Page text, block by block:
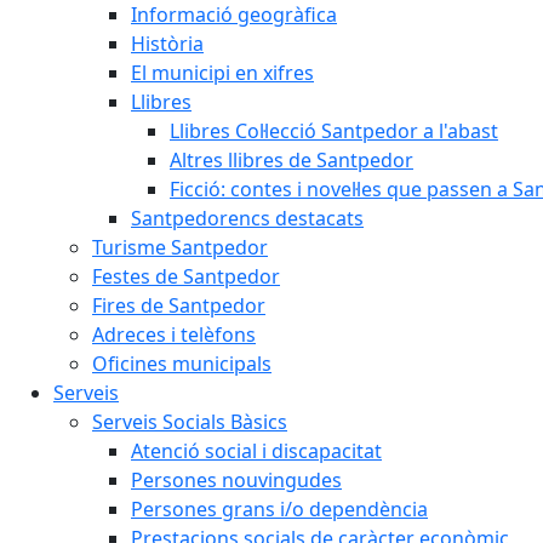
Informació geogràfica
Història
El municipi en xifres
Llibres
Llibres Col·lecció Santpedor a l'abast
Altres llibres de Santpedor
Ficció: contes i novel·les que passen a
Santpedorencs destacats
Turisme Santpedor
Festes de Santpedor
Fires de Santpedor
Adreces i telèfons
Oficines municipals
Serveis
Serveis Socials Bàsics
Atenció social i discapacitat
Persones nouvingudes
Persones grans i/o dependència